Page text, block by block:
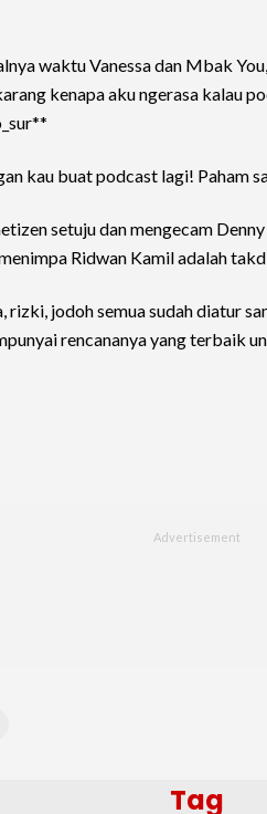
waktu Vanessa dan Mbak
kenapa aku ngerasa kalau
kau buat podcast lagi! Paham
setuju dan mengecam
Ridwan Kamil adalah
rizki, jodoh semua sudah diatur
rencananya yang terbaik
Tag